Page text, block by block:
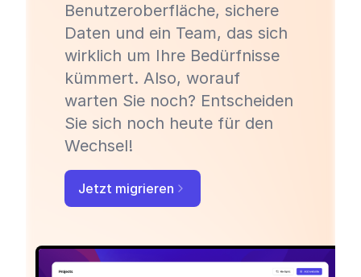
Benutzeroberfläche, sichere
Daten und ein Team, das sich
wirklich um Ihre Bedürfnisse
kümmert. Also, worauf
warten Sie noch? Entscheiden
Sie sich noch heute für den
Wechsel!
Jetzt migrieren